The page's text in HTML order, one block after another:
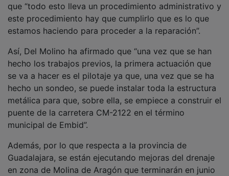
que “todo esto lleva un procedimiento administrativo y
este procedimiento hay que cumplirlo que es lo que
estamos haciendo para proceder a la reparación”.
Así, Del Molino ha afirmado que “una vez que se han
hecho los trabajos previos, la primera actuación que
se va a hacer es el pilotaje ya que, una vez que se ha
hecho un sondeo, se puede instalar toda la estructura
metálica para que, sobre ella, se empiece a construir el
puente de la carretera CM-2122 en el término
municipal de Embid”.
Además, por lo que respecta a la provincia de
Guadalajara, se están ejecutando mejoras del drenaje
en zona de Molina de Aragón que terminarán en junio